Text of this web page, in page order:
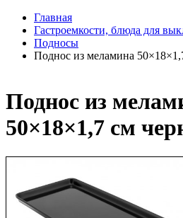
Главная
Гастроемкости, блюда для
Подносы
Поднос из меламина
Поднос из
50×18×1,7 см